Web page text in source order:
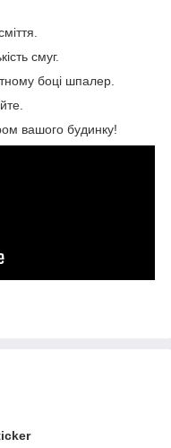
смуг.
боці шпалер.
вашого будинку!